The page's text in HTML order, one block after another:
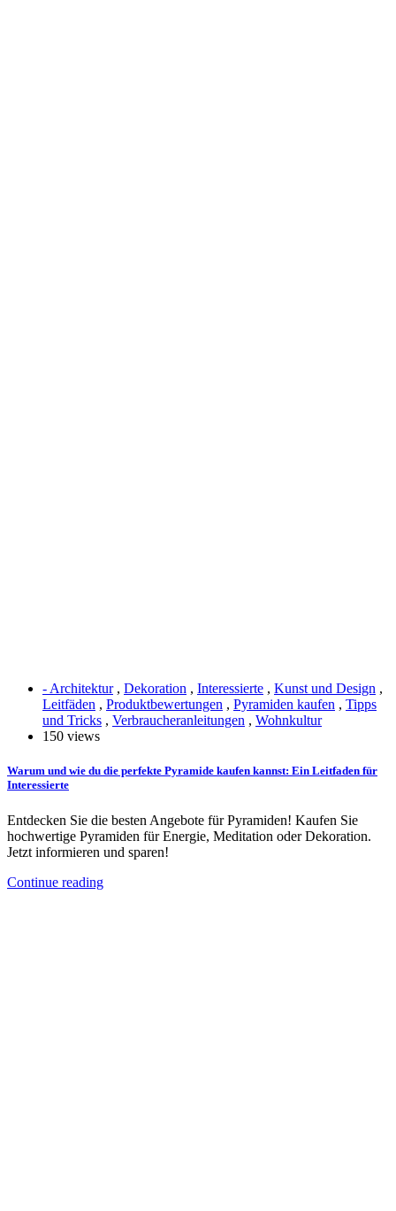
- Architektur, Dekoration , Interessierte , Kunst und Design ,
Leitfäden , Produktbewertungen , Pyramiden kaufen , Tipps
und Tricks , Verbraucheranleitungen , Wohnkultur
150 views
Warum und wie du die perfekte Pyramide kaufen kannst: Ein Leitfaden für
Interessierte
Entdecken Sie die besten Angebote für Pyramiden! Kaufen Sie
hochwertige Pyramiden für Energie, Meditation oder Dekoration.
Jetzt informieren und sparen!
Continue reading